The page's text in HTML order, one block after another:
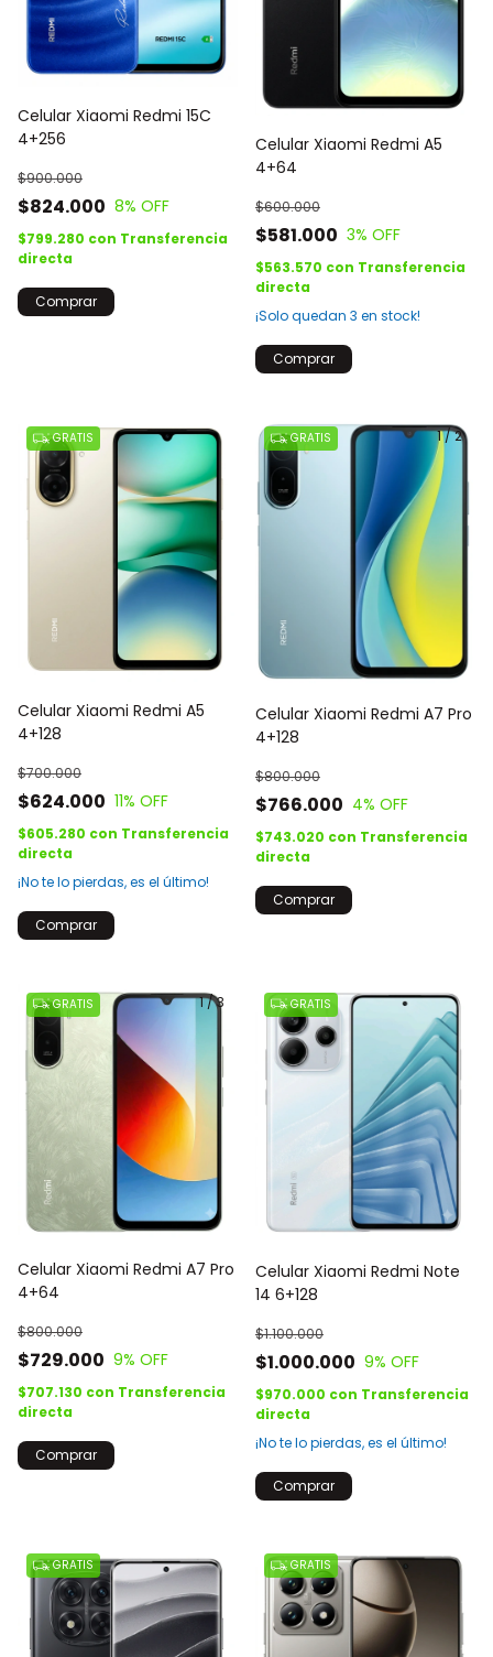
Celular Xiaomi Redmi 15C
4+256
$824.000
$900.000
8% OFF
$799.280 con Transferencia
directa
Comprar
Celular Xiaomi Redmi A5
4+64
$581.000
$600.000
3% OFF
$563.570 con Transferencia
directa
¡Solo quedan 3 en stock!
Comprar
GRATIS
Celular Xiaomi Redmi A5
4+128
$624.000
$700.000
11% OFF
$605.280 con Transferencia
directa
¡No te lo pierdas, es el último!
Comprar
1/2
GRATIS
Celular Xiaomi Redmi A7 Pro
4+128
$766.000
$800.000
4% OFF
$743.020 con Transferencia
directa
Comprar
1/3
GRATIS
Celular Xiaomi Redmi A7 Pro
4+64
$729.000
$800.000
9% OFF
$707.130 con Transferencia
directa
Comprar
GRATIS
Celular Xiaomi Redmi Note
14 6+128
$1.000.000
$1.100.000
9% OFF
$970.000 con Transferencia
directa
¡No te lo pierdas, es el último!
Comprar
GRATIS GRATIS